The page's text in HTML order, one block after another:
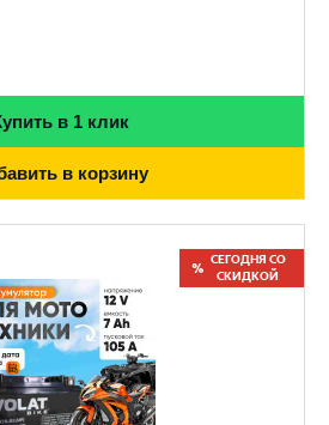
в 1 клик
в корзину
СЕГОДНЯ СО
СКИДКОЙ